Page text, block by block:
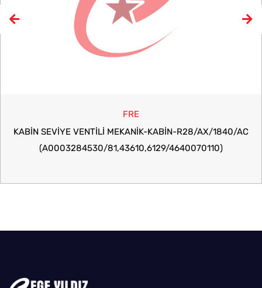
FRE
KABİN SEVİYE VENTİLİ MEKANIK-KABIN-R28/AX/1840/AC
(A0003284530/81,43610,6129/4640070110)